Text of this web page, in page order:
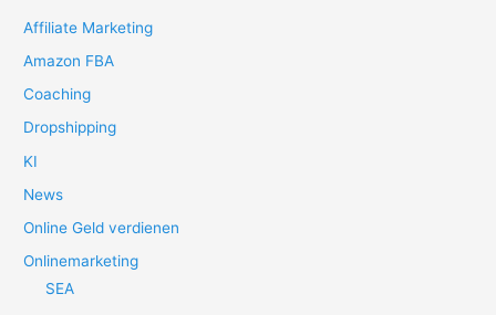
Affiliate Marketing
Amazon FBA
Coaching
Dropshipping
KI
News
Online Geld verdienen
Onlinemarketing
SEA